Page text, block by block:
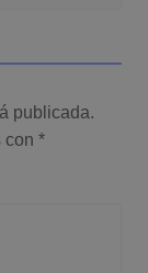
publicada.
con *